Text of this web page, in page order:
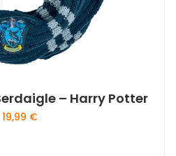
– Harry Potter
19,99 €